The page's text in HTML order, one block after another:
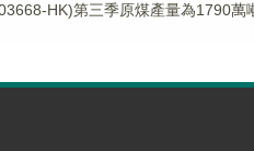
HK)第三季原煤產量為1790萬